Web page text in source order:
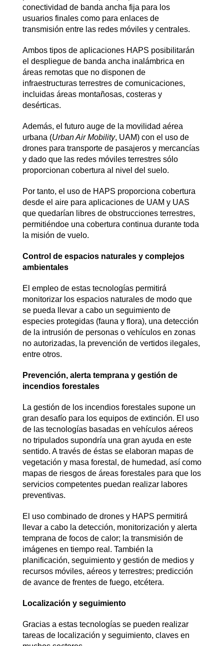
conectividad de banda ancha fija para los
usuarios finales como para enlaces de
transmisión entre las redes móviles y centrales.
Ambos tipos de aplicaciones HAPS posibilitarán
el despliegue de banda ancha inalámbrica en
áreas remotas que no disponen de
infraestructuras terrestres de comunicaciones,
incluidas áreas montañosas, costeras y
desérticas.
Además, el futuro auge de la movilidad aérea
urbana (Urban Air Mobility, UAM) con el uso de
drones para transporte de pasajeros y mercancías
y dado que las redes móviles terrestres sólo
proporcionan cobertura al nivel del suelo.
Por tanto, el uso de HAPS proporciona cobertura
desde el aire para aplicaciones de UAM y UAS
que quedarían libres de obstrucciones terrestres,
permitiéndoe una cobertura continua durante toda
la misión de vuelo.
Control de espacios naturales y complejos
ambientales
El empleo de estas tecnologías permitirá
monitorizar los espacios naturales de modo que
se pueda llevar a cabo un seguimiento de
especies protegidas (fauna y flora), una detección
de la intrusión de personas o vehículos en zonas
no autorizadas, la prevención de vertidos ilegales,
entre otros.
Prevención, alerta temprana y gestión de
incendios forestales
La gestión de los incendios forestales supone un
gran desafío para los equipos de extinción. El uso
de las tecnologías basadas en vehículos aéreos
no tripulados supondría una gran ayuda en este
sentido. A través de éstas se elaboran mapas de
vegetación y masa forestal, de humedad, así como
mapas de riesgos de áreas forestales para que los
servicios competentes puedan realizar labores
preventivas.
El uso combinado de drones y HAPS permitirá
llevar a cabo la detección, monitorización y alerta
temprana de focos de calor; la transmisión de
imágenes en tiempo real. También la
planificación, seguimiento y gestión de medios y
recursos móviles, aéreos y terrestres; predicción
de avance de frentes de fuego, etcétera.
Localización y seguimiento
Gracias a estas tecnologías se pueden realizar
tareas de localización y seguimiento, claves en